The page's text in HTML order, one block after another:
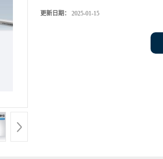
更新日期： 2025-01-15